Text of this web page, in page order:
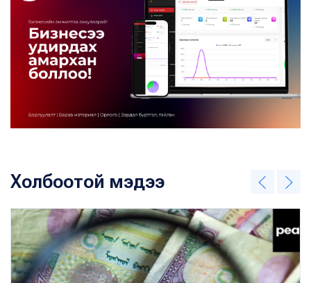
Холбоотой мэдээ